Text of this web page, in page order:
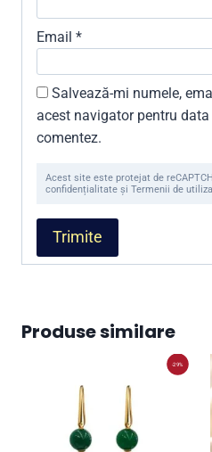
Email *
Salvează-mi numele,
acest navigator pentru
comentez.
Acest site este protejat de
confidențialitate și Termenii de
Produse similare
-29%